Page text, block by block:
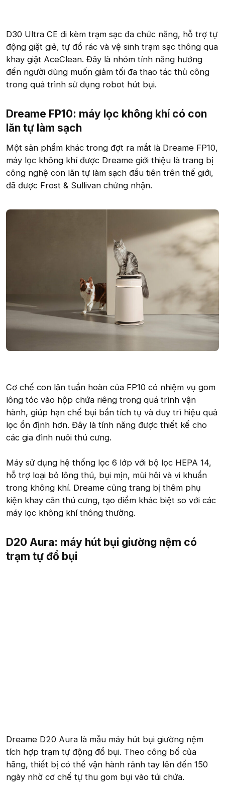
D30 Ultra CE đi kèm trạm sạc đa chức năng, hỗ trợ tự
động giặt giẻ, tự đổ rác và vệ sinh trạm sạc thông qua
khay giặt AceClean. Đây là nhóm tính năng hướng
đến người dùng muốn giảm tối đa thao tác thủ công
trong quá trình sử dụng robot hút bụi.
Dreame FP10: máy lọc không khí có con
lăn tự làm sạch​
Một sản phẩm khác trong đợt ra mắt là Dreame FP10,
máy lọc không khí được Dreame giới thiệu là trang bị
công nghệ con lăn tự làm sạch đầu tiên trên thế giới,
đã được Frost & Sullivan chứng nhận.
Cơ chế con lăn tuần hoàn của FP10 có nhiệm vụ gom
lông tóc vào hộp chứa riêng trong quá trình vận
hành, giúp hạn chế bụi bẩn tích tụ và duy trì hiệu quả
lọc ổn định hơn. Đây là tính năng được thiết kế cho
các gia đình nuôi thú cưng.
Máy sử dụng hệ thống lọc 6 lớp với bộ lọc HEPA 14,
hỗ trợ loại bỏ lông thú, bụi mịn, mùi hôi và vi khuẩn
trong không khí. Dreame cũng trang bị thêm phụ
kiện khay cân thú cưng, tạo điểm khác biệt so với các
máy lọc không khí thông thường.
D20 Aura: máy hút bụi giường nệm có
trạm tự đổ bụi​
Dreame D20 Aura là mẫu máy hút bụi giường nệm
tích hợp trạm tự động đổ bụi. Theo công bố của
hãng, thiết bị có thể vận hành rảnh tay lên đến 150
ngày nhờ cơ chế tự thu gom bụi vào túi chứa.